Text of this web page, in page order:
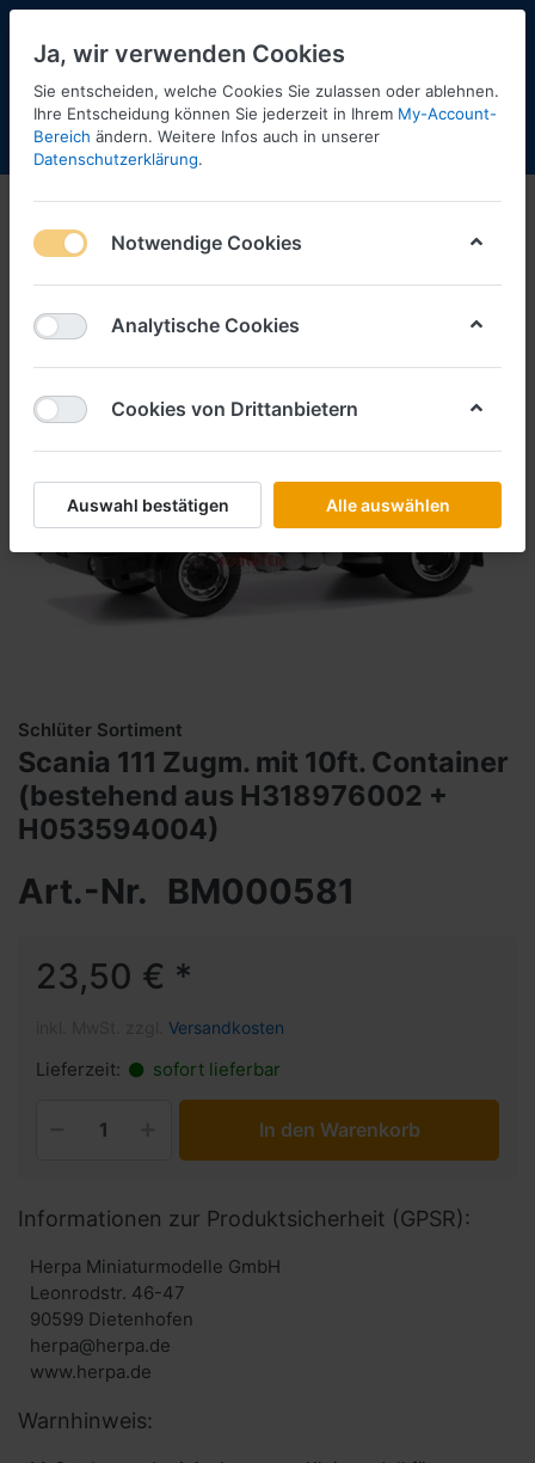
Menü Anmelden Shopaktualisierung
Schlüter Sortiment
Scania 111 Zugm. mit 10ft. Container
(bestehend aus H318976002 +
H053594004)
Art.-Nr. BM000581
23,50 € *
Versandkosten
Lieferzeit: sofort lieferbar
In den Warenkorb
Informationen zur Produktsicherheit (GPSR):
Herpa Miniaturmodelle GmbH
Leonrodstr. 46-47
90599 Dietenhofen
herpa@herpa.de
www.herpa.de
Warnhinweis:
Ja, wir verwenden Cookies
Sie entscheiden, welche Cookies Sie zulassen oder ablehnen.
Ihre Entscheidung können Sie jederzeit in Ihrem My-Account-
Bereich ändern. Weitere Infos auch in unserer
Datenschutzerklärung.
Notwendige Cookies
Analytische Cookies
Cookies von Drittanbietern
Auswahl bestätigen Alle auswählen